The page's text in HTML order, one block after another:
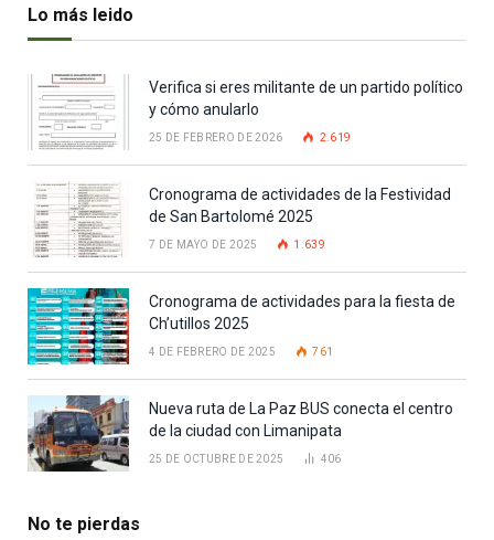
Lo más leido
Verifica si eres militante de un partido político
y cómo anularlo
25 DE FEBRERO DE 2026 2.619
Cronograma de actividades de la Festividad
de San Bartolomé 2025
7 DE MAYO DE 2025 1.639
Cronograma de actividades para la fiesta de
Ch’utillos 2025
4 DE FEBRERO DE 2025 761
Nueva ruta de La Paz BUS conecta el centro
de la ciudad con Limanipata
25 DE OCTUBRE DE 2025 406
No te pierdas